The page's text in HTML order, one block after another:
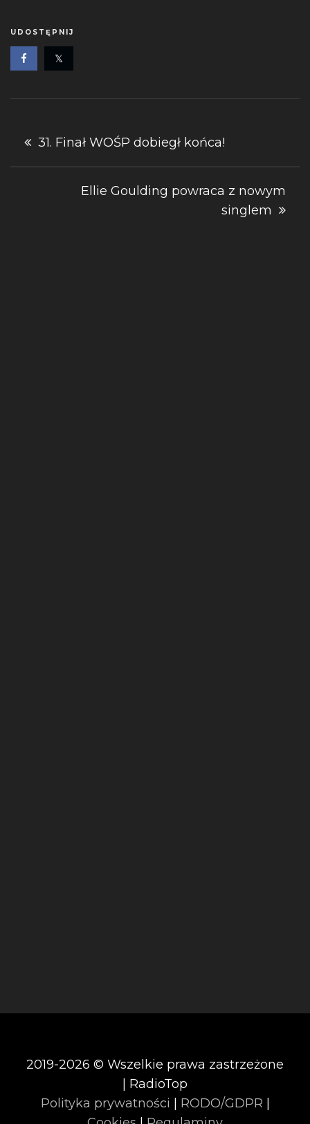
UDOSTĘPNIJ
Nawigacja
31. Finał WOŚP dobiegł końca!
Ellie Goulding powraca z nowym
singlem
2019-2026 © Wszelkie prawa zastrzeżone
| RadioTop
Polityka prywatności
RODO/GDPR